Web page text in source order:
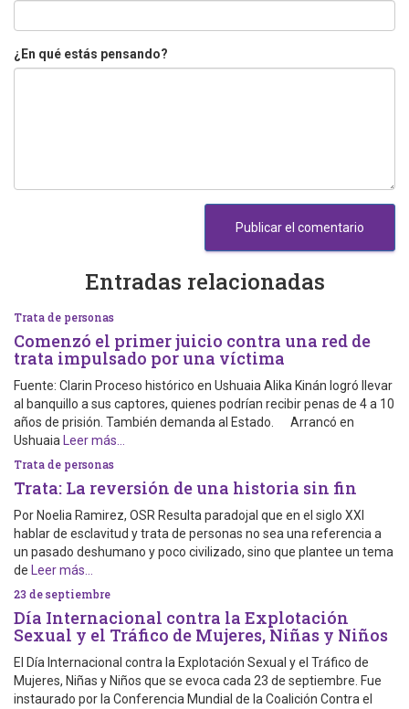
¿En qué estás pensando?
Entradas relacionadas
Trata de personas
Comenzó el primer juicio contra una red de
trata impulsado por una víctima
Fuente: Clarin Proceso histórico en Ushuaia Alika Kinán logró llevar
al banquillo a sus captores, quienes podrían recibir penas de 4 a 10
años de prisión. También demanda al Estado. Arrancó en
Ushuaia Leer más…
Trata de personas
Trata: La reversión de una historia sin fin
Por Noelia Ramirez, OSR Resulta paradojal que en el siglo XXI
hablar de esclavitud y trata de personas no sea una referencia a
un pasado deshumano y poco civilizado, sino que plantee un tema
de Leer más…
23 de septiembre
Día Internacional contra la Explotación
Sexual y el Tráfico de Mujeres, Niñas y Niños
El Día Internacional contra la Explotación Sexual y el Tráfico de
Mujeres, Niñas y Niños que se evoca cada 23 de septiembre. Fue
instaurado por la Conferencia Mundial de la Coalición Contra el